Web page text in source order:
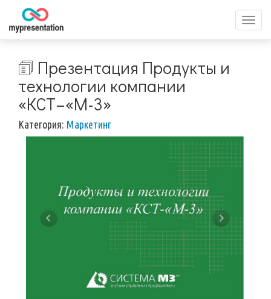
меню
🗊 Презентация Продукты и
технологии компании
«КСТ–«М-3»
Категория: Маркетинг